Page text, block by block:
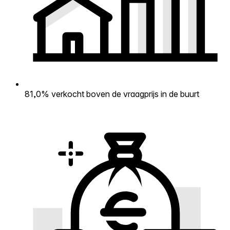
81,0% verkocht boven de vraagprijs in de buurt